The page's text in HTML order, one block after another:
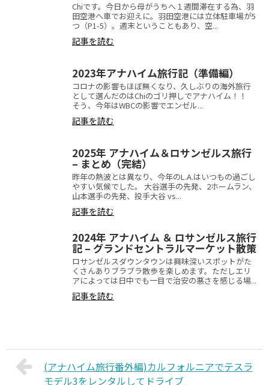
Chiです。今日から母がうちへ１週間滞在する為、羽
田空港へ車でお迎えに。羽田空港には立体駐車場が5
つ（P1-5）。週末ということもあり、空...
記事を読む
2023年アナハイム旅行記（準備編）
コロナの影響もほぼ無くなり、久しぶりの海外旅行
として選んだのはChiのゴリ押しでアナハイム！！
そう、今年はWBCの影響でエンゼル...
記事を読む
2025年 アナハイム＆ロサンゼルス旅行
– まとめ（完結）
昨年の熱波とは異なり、今年のL.A.はいつもの過ごし
やすい気候でした。 大谷選手の先発、2ホームラン、
山本選手の先発、投手大谷 vs...
記事を読む
2024年 アナハイム ＆ ロサンゼルス旅行
記 – グランドセントラルマーケット散策
ロサンゼルスダウンタウンは興味深いスポットがた
くさんありブラブラ散歩を楽しめます。ただしエリ
アによっては日中でも一目で治安の悪さを感じる場...
記事を読む
(アナハイム旅行番外編)カルフォルニアでテスラ
モデル3をレンタルしてドライブ